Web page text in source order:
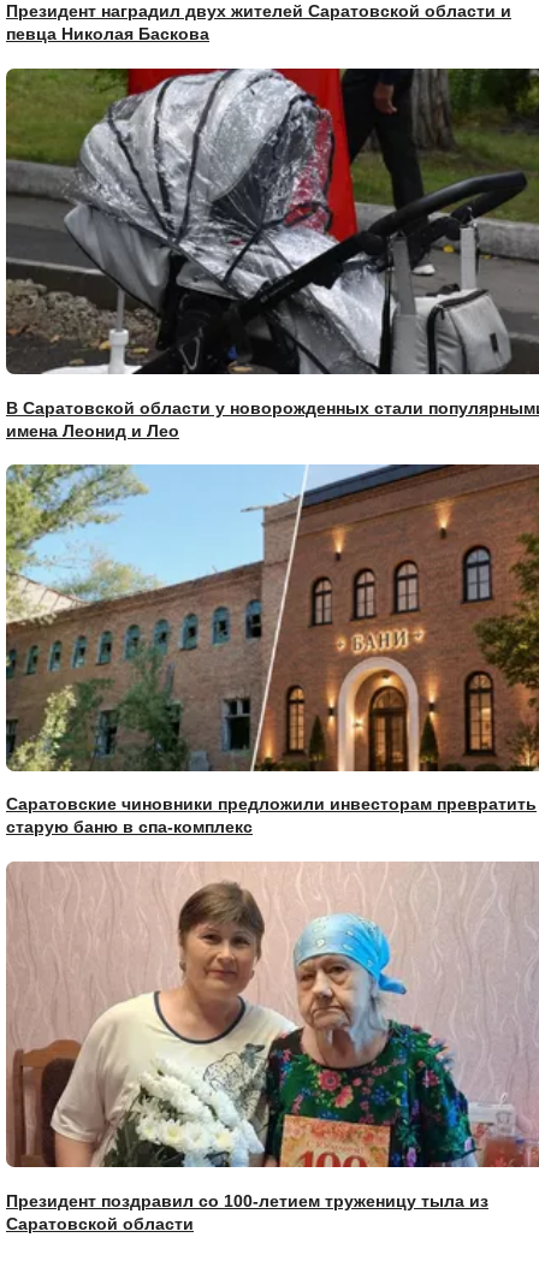
Президент наградил двух жителей Саратовской области и
певца Николая Баскова
В Саратовской области у новорожденных стали
имена Леонид и Лео
Саратовские чиновники предложили инвесторам превратить
старую баню в спа-комплекс
Президент поздравил со 100-летием труженицу тыла из
Саратовской области